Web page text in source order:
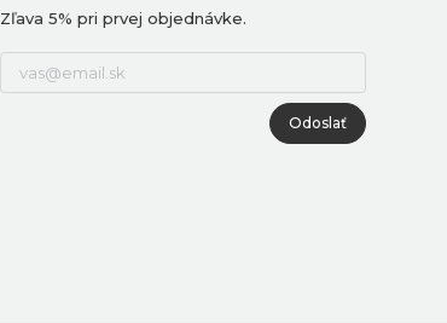
Zľava 5% pri prvej objednávke.
Odoslať